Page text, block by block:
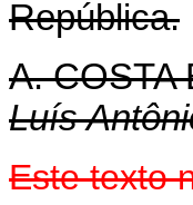
República.
A. COSTA
Luís
Este texto